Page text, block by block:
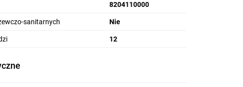
8204110000
sanitarnych Nie
12